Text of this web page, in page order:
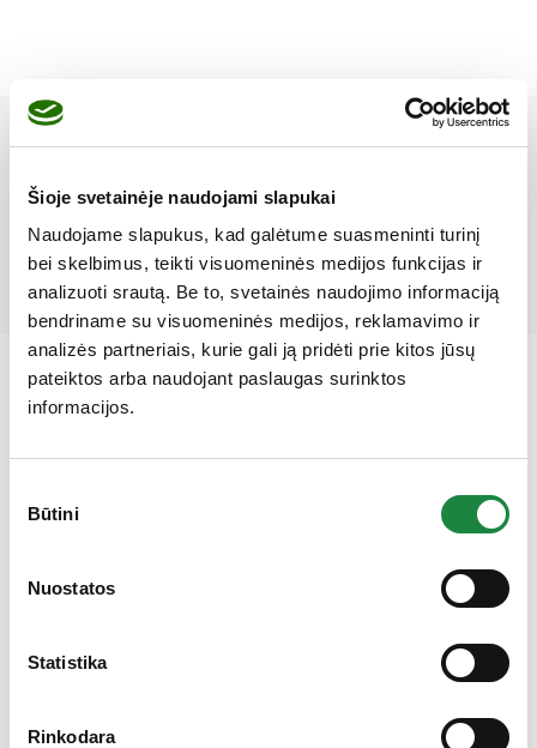
Šioje svetainėje naudojami slapukai
Naudojame slapukus, kad galėtume suasmeninti turinį
bei skelbimus, teikti visuomeninės medijos funkcijas ir
analizuoti srautą. Be to, svetainės naudojimo informaciją
bendriname su visuomeninės medijos, reklamavimo ir
analizės partneriais, kurie gali ją pridėti prie kitos jūsų
pateiktos arba naudojant paslaugas surinktos
informacijos.
pasirinkimas
Būtini
Nuostatos
Statistika
Rinkodara
Mūsų partneriai
+370 612 77733
Gauk 10% nuolaidą!